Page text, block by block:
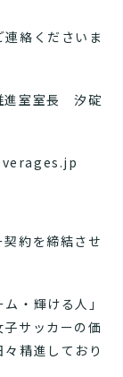
絡くださいま
進室室長 汐碇
約を締結させ
・輝ける人」
サッカーの価
精進しており